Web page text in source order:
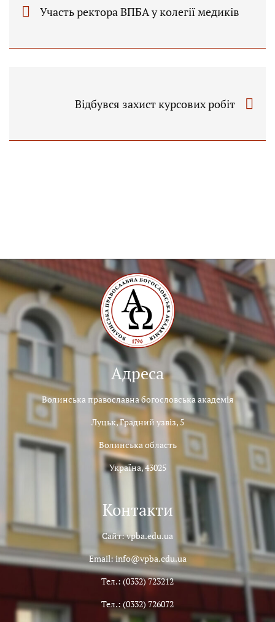
Участь ректора ВПБА у колегії медиків
Відбувся захист курсових робіт
Адреса
Волинська православна богословська академія
Луцьк, Градний узвіз, 5
Волинська область
Україна, 43025
Контакти
Сайт: vpba.edu.ua
Email: info@vpba.edu.ua
Тел.: (0332) 723212
Тел.: (0332) 726072